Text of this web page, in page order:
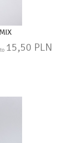
15,50 PLN